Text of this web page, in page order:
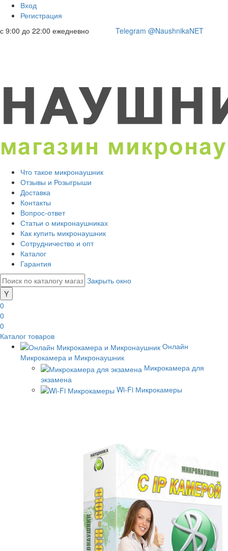
Вход
Регистрация
с 9:00 до 22:00 ежедневно
Telegram @NaushnikaNET
Что такое микронаушник
Отзывы и Розыгрыши
Доставка
Контакты
Вопрос-ответ
Статьи о микронаушниках
Как купить микронаушник
Сотрудничество и опт
Каталог
Гарантия
Закрыть окно
0
0
0
Каталог товаров
Онлайн
Микрокамера и Микронаушник
Микрокамера для
экзамена
Wi-Fi Микрокамеры